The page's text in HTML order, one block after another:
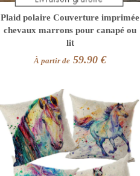
Plaid polaire Couverture imprimée
chevaux marrons pour canapé ou
lit
À partir de 59.90 €